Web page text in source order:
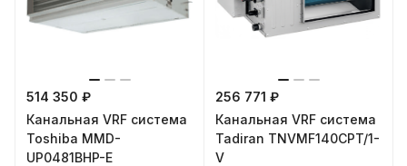
514 350 ₽
Канальная VRF система
Toshiba MMD-
UP0481BHP-E
256 771 ₽
Канальная VRF система
Tadiran TNVMF140CPT/1-
V